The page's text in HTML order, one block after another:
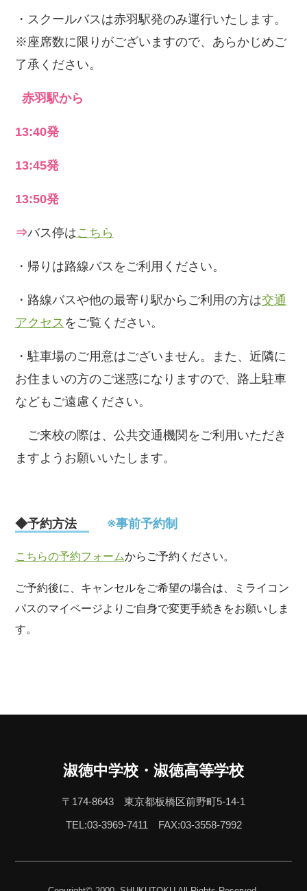
・スクールバスは赤羽駅発のみ運行いたします。
※座席数に限りがございますので、あらかじめご
了承ください。
赤羽駅から
13:40発
13:45発
13:50発
⇒バス停はこちら
・帰りは路線バスをご利用ください。
・路線バスや他の最寄り駅からご利用の方は交通
アクセス をご覧ください。
・駐車場のご用意はございません。また、近隣に
お住まいの方のご迷惑になりますので、路上駐車
などもご遠慮ください。
ご来校の際は、公共交通機関をご利用いただき
ますようお願いいたします。
◆予約方法 ※事前予約制
こちらの予約フォームからご予約ください。
ご予約後に、キャンセルをご希望の場合は、ミライコン
パスのマイページよりご自身で変更手続きをお願いしま
す。
淑徳中学校・淑徳高等学校
〒174-8643 東京都板橋区前野町5-14-1
TEL:03-3969-7411
FAX:03-3558-7992